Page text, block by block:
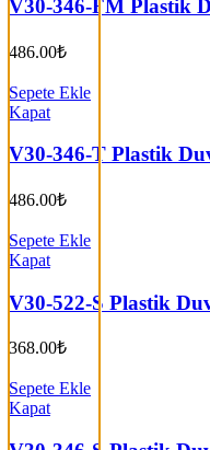
V30-346-FM Plastik
486.00₺
Sepete Ekle
Kapat
V30-346-T Plastik
486.00₺
Sepete Ekle
Kapat
V30-522-S Plastik
368.00₺
Sepete Ekle
Kapat